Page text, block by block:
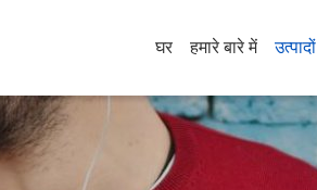
घर हमारे बारे में उत्पादों